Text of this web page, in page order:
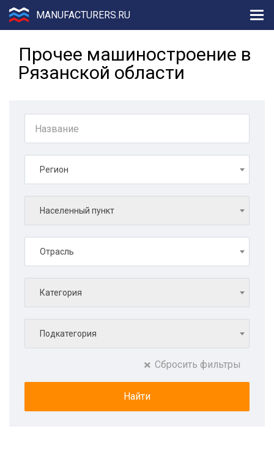
MANUFACTURERS.RU
Прочее машиностроение в
Рязанской области
Регион
Населенный пункт
Отрасль
Категория
Подкатегория
Сбросить фильтры